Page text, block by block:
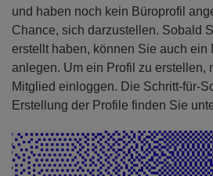
und haben noch kein Büroprofil
Chance, sich darzustellen. Sobald
erstellt haben, können Sie auch ein
anlegen. Um ein Profil zu erstellen,
Mitglied einloggen. Die Schritt-für-
Erstellung der Profile finden Sie